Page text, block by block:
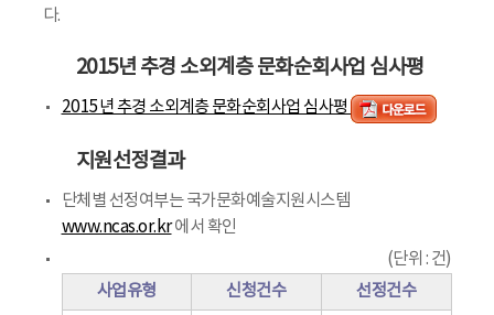
다.
2015년 추경 소외계층 문화순회사업 심사평
2015년 추경 소외계층 문화순회사업 심사평
지원선정결과
단체별 선정여부는 국가문화예술지원시스템
www.ncas.or.kr에서 확인
(단위 : 건)
사업유형
신청건수 선정건수